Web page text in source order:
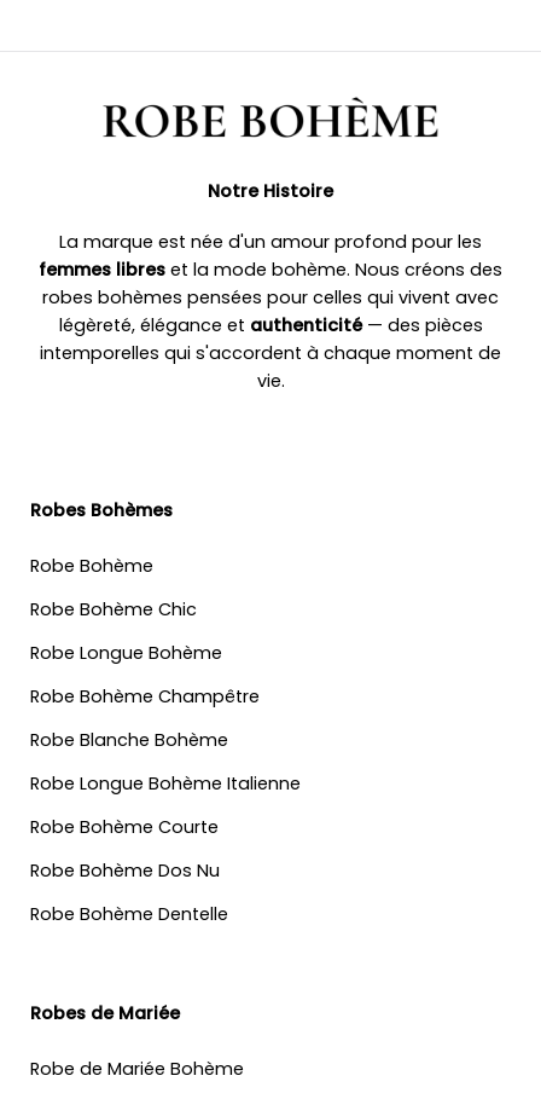
Notre Histoire
La marque est née d'un amour profond pour les
femmes libres et la mode bohème. Nous créons des
robes bohèmes pensées pour celles qui vivent avec
légèreté, élégance et authenticité— des pièces
intemporelles qui s'accordent à chaque moment de
vie.
Robes Bohèmes
Robe Bohème
Robe Bohème Chic
Robe Longue Bohème
Robe Bohème Champêtre
Robe Blanche Bohème
Robe Longue Bohème Italienne
Robe Bohème Courte
Robe Bohème Dos Nu
Robe Bohème Dentelle
Robes de Mariée
Robe de Mariée Bohème